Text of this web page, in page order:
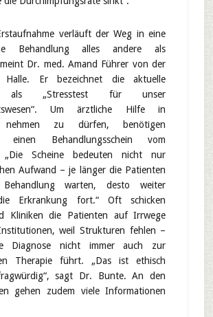
verläuft der Weg in eine
Behandlung alles andere als
Dr. med. Amand Führer von der
Halle. Er bezeichnet die aktuelle
als „Stresstest für unser
Um ärztliche Hilfe in
nehmen zu dürfen, benötigen
einen Behandlungsschein vom
„Die Scheine bedeuten nicht nur
Aufwand – je länger die Patienten
warten, desto weiter
Erkrankung fort.“ Oft schicken
Kliniken die Patienten auf Irrwege
weil Strukturen fehlen –
Diagnose nicht immer auch zur
Therapie führt. „Das ist ethisch
sagt Dr. Bunte. An den
gehen zudem viele Informationen